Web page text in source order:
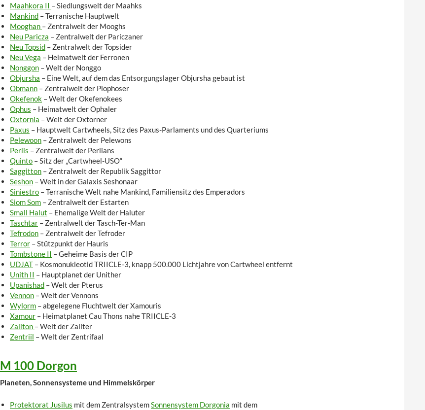
Maahkora II – Siedlungswelt der Maahks
Mankind– Terranische Hauptwelt
Mooghan – Zentralwelt der Mooghs
Neu Paricza – Zentralwelt der Pariczaner
Neu Topsid– Zentralwelt der Topsider
Neu Vega – Heimatwelt der Ferronen
Nonggon– Welt der Nonggo
Objursha – Eine Welt, auf dem das Entsorgungslager Objursha gebaut ist
Obmann– Zentralwelt der Plophoser
Okefenok– Welt der Okefenokees
Ophus – Heimatwelt der Ophaler
Oxtornia – Welt der Oxtorner
Paxus – Hauptwelt Cartwheels, Sitz des Paxus-Parlaments und des Quarteriums
Pelewoon– Zentralwelt der Pelewons
Perlis – Zentralwelt der Perlians
Quinto– Sitz der „Cartwheel-USO“
Saggitton– Zentralwelt der Republik Saggittor
Seshon– Welt in der Galaxis Seshonaar
Siniestro– Terranische Welt nahe Mankind, Familiensitz des Emperadors
Siom Som– Zentralwelt der Estarten
Small Halut – Ehemalige Welt der Haluter
Taschtar– Zentralwelt der Tasch-Ter-Man
Tefrodon– Zentralwelt der Tefroder
Terror– Stützpunkt der Hauris
Tombstone II – Geheime Basis der CIP
UDJAT– Kosmonukleotid TRIICLE-3, knapp 500.000 Lichtjahre von Cartwheel entfernt
Unith II – Hauptplanet der Unither
Upanishad– Welt der Pterus
Vennon– Welt der Vennons
Wylorm– abgelegene Fluchtwelt der Xamouris
Xamour– Heimatplanet Cau Thons nahe TRIICLE-3
Zaliton – Welt der Zaliter
Zentriil – Welt der Zentrifaal
M 100 Dorgon
Planeten, Sonnensysteme und Himmelskörper
Protektorat Jusilus mit dem ZentralsystemSonnensystem Dorgonia mit dem